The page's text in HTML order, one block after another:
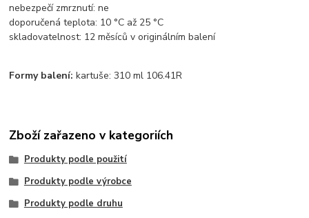
nebezpečí zmrznutí: ne
doporučená teplota: 10 °C až 25 °C
skladovatelnost: 12 měsíců v originálním balení
Formy balení: kartuše: 310 ml 106.41R
Zboží zařazeno v kategoriích
Produkty podle použití
Produkty podle výrobce
Produkty podle druhu